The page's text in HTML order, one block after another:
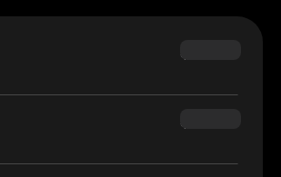
$69.90
$54.90